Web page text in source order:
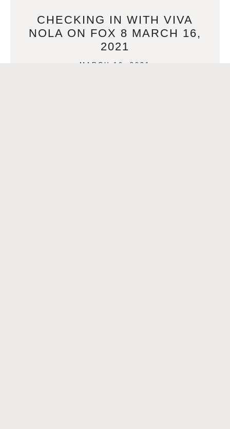
CHECKING IN WITH VIVA
NOLA ON FOX 8 MARCH 16,
2021
MARCH 16, 2021